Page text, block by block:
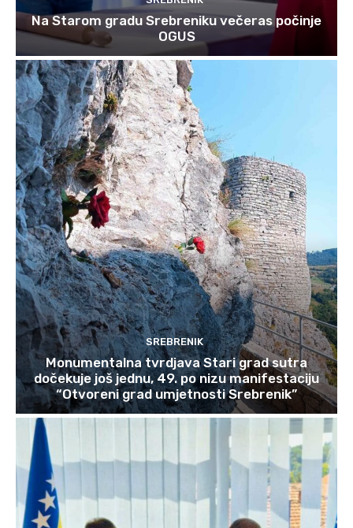
Na Starom gradu Srebreniku večeras počinje
OGUS
SREBRENIK
Monumentalna tvrdjava Stari grad sutra
dočekuje još jednu, 49. po nizu manifestaciju
“Otvoreni grad umjetnosti Srebrenik”